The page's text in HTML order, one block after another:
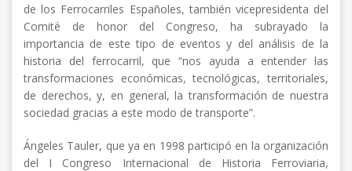
de los Ferrocarriles Españoles, también vicepresidenta del
Comité de honor del Congreso, ha subrayado la
importancia de este tipo de eventos y del análisis de la
historia del ferrocarril, que “nos ayuda a entender las
transformaciones económicas, tecnológicas, territoriales,
de derechos, y, en general, la transformación de nuestra
sociedad gracias a este modo de transporte”.
Ángeles Tauler, que ya en 1998 participó en la organización
del I Congreso Internacional de Historia Ferroviaria,